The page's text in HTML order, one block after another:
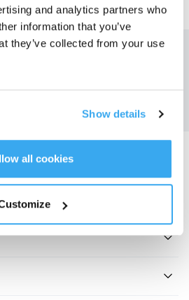
and analytics partners who
information that you’ve
they’ve collected from your use
Show details
all cookies
notizie da ECOVACS